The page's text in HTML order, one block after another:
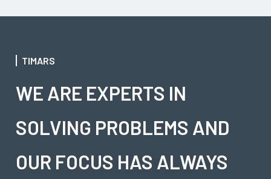
TIMARS
WE ARE EXPERTS IN
SOLVING PROBLEMS AND
OUR FOCUS HAS ALWAYS